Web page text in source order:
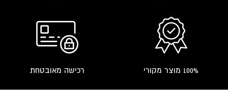
100% מוצר מקורי רכישה מאובטחת